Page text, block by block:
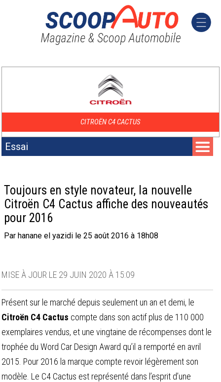
CITROËN C4 CACTUS
Essai
Toujours en style novateur, la nouvelle
Citroën C4 Cactus affiche des nouveautés
pour 2016
par hanane el yazidi le 25 août 2016 à 18h08
MISE À JOUR LE 29 JUIN 2020 À 15:09
Présent sur le marché depuis seulement un an et demi, le
Citroën C4 Cactus compte dans son actif plus de 110 000
exemplaires vendus, et une vingtaine de récompenses dont le
trophée du Word Car Design Award qu’il a remporté en avril
2015. Pour 2016 la marque compte revoir légèrement son
modèle. Le C4 Cactus est représenté dans l’esprit d’une